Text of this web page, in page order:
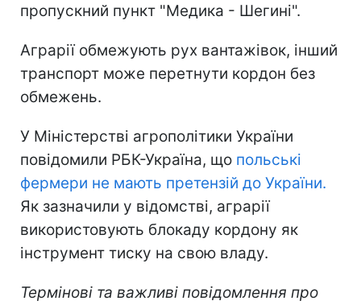
пропускний пункт "Медика - Шегині".
Аграрії обмежують рух вантажівок, інший
транспорт може перетнути кордон без
обмежень.
У Міністерстві агрополітики України
повідомили РБК-Україна, що польські
фермери не мають претензій до України.
Як зазначили у відомстві, аграрії
використовують блокаду кордону як
інструмент тиску на свою владу.
Термінові та важливі повідомлення про